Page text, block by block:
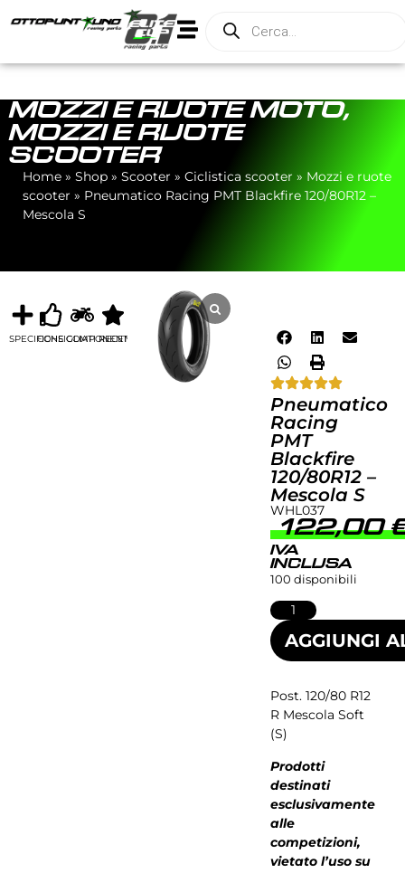
MOZZI E RUOTE MOTO,
MOZZI E RUOTE
SCOOTER
Home » Shop » Scooter » Ciclistica scooter » Mozzi e ruote
scooter » Pneumatico Racing PMT Blackfire 120/80R12 –
Mescola S
SPECIFICHECONSIGLIATICOMPONENTI
RECENSIONI
Pneumatico
Racing
PMT
Blackfire
120/80R12 –
Mescola S
WHL037
122,00
IVA
INCLUSA
100 disponibili
AGGIUNGI
Post. 120/80 R12
R Mescola Soft
(S)
Prodotti
destinati
esclusivamente
alle
competizioni,
vietato l’uso su